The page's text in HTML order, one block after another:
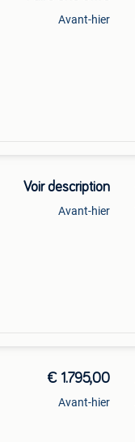
Avant-hier
Voir description
Avant-hier
€ 1.795,00
Avant-hier